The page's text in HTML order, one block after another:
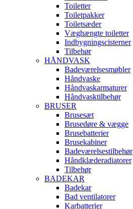
Toiletter
Toiletpakker
Toiletsæder
Væghængte toiletter
Indbygningscisterner
Tilbehør
HÅNDVASK
Badeværelsesmøbler
Håndvaske
Håndvaskarmaturer
Håndvasktilbehør
BRUSER
Brusesæt
Brusedøre & vægge
Brusebatterier
Brusekabiner
Badeværelsestilbehør
Håndklæderadiatorer
Tilbehør
BADEKAR
Badekar
Bad ventilatorer
Karbatterier